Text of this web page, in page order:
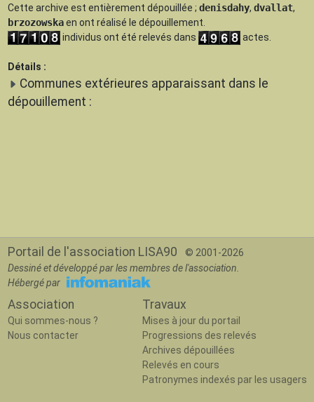
Cette archive est entièrement dépouillée ; denisdahy, dvallat,
brzozowskaen ont réalisé le dépouillement.
individus ont été relevés dans
actes.
Détails :
Communes extérieures apparaissant dans le
dépouillement :
Portail de l'association LISA90
© 2001-2026
Dessiné et développé par les membres de l'association.
Hébergé par
Association
Qui sommes-nous ?
Nous contacter
Travaux
Mises à jour du portail
Progressions des relevés
Archives dépouillées
Relevés en cours
Patronymes indexés par les usagers